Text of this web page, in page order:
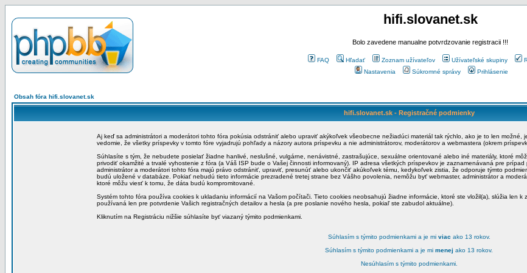
hifi.slovanet.sk
Bolo zavedene manualne potvrdzovanie registracii !!!
FAQ Hľadať Zoznam užívateľov Užívateľské skupiny
Nastavenia
Súkromné správy Prihlásenie
Obsah fóra hifi.slovanet.sk
hifi.slovanet.sk - Registračné podmienky
Aj keď sa administrátori a moderátori tohto fóra pokúsia odstrániť alebo upraviť akýkoľvek všeobecne nežiadúci materiál tak rýchlo, ako je to len
vedomie, že všetky príspevky v tomto fóre vyjadrujú pohľady a názory autora príspevku a nie administrátorov, moderátorov a webmastera (okrem
Súhlasíte s tým, že nebudete posielať žiadne hanlivé, neslušné, vulgárne, nenávistné, zastrašujúce, sexuálne orientované alebo iné materiály, ktoré
privodiť okamžité a trvalé vyhostenie z fóra (a Váš ISP bude o Vašej činnosti informovaný). IP adresa všetkých príspevkov je zaznamenávaná pre
administrátor a moderátori tohto fóra majú právo odstrániť, upraviť, presunúť alebo ukončiť akúkoľvek tému, kedykoľvek zistia, že odporuje týmto
budú uložené v databáze. Pokiať nebudú tieto informácie prezradené tretej strane bez Vášho povolenia, nemôžu byť webmaster, administrátor a
ktoré môžu viesť k tomu, že dáta budú kompromitované.
Systém tohto fóra používa cookies k ukladaniu informácií na Vašom počítači. Tieto cookies neobsahujú žiadne informácie, ktoré ste vložil(a), slúžia len
používaná len pre potvrdenie Vašich registračných detailov a hesla (a pre poslanie nového hesla, pokiaľ ste zabudol aktuálne).
Kliknutím na Registráciu nižšie súhlasíte byť viazaný týmito podmienkami.
Súhlasím s týmito podmienkami a je mi viac ako 13 rokov.
Súhlasím s týmito podmienkami a je mi menej ako 13 rokov.
Nesúhlasím s týmito podmienkami.